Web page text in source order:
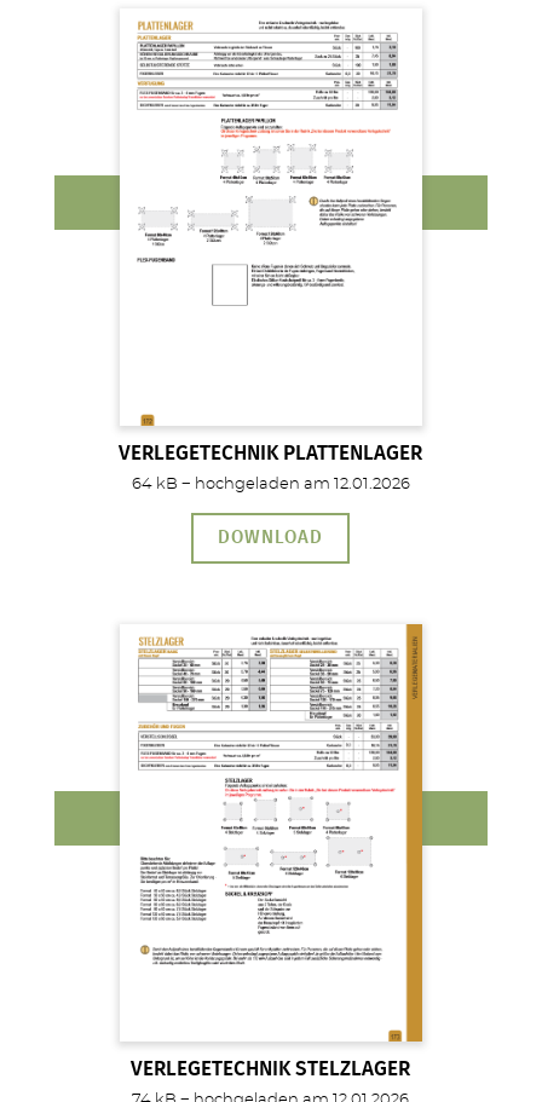
VERLEGETECHNIK PLATTENLAGER
64 kB − hochgeladen am 12.01.2026
DOWNLOAD
VERLEGETECHNIK STELZLAGER